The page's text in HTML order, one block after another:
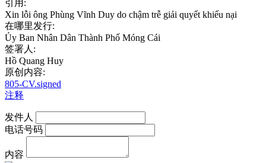
引用:
Xin lỗi ông Phùng Vĩnh Duy do chậm trễ giải quyết khiếu nại
在哪里发行:
Ủy Ban Nhân Dân Thành Phố Móng Cái
签署人:
Hồ Quang Huy
原创内容:
805-CV.signed
注释
发件人
电话号码
内容